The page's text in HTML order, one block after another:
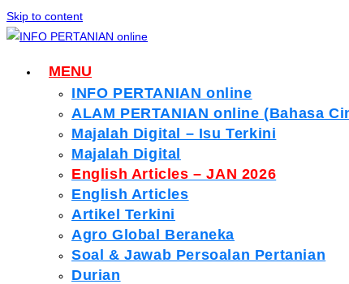
Skip to content
MENU
INFO PERTANIAN online
ALAM PERTANIAN online (Bahasa
Majalah Digital – Isu Terkini
Majalah Digital
English Articles – JAN 2026
English Articles
Artikel Terkini
Agro Global Beraneka
Soal & Jawab Persoalan Pertanian
Durian